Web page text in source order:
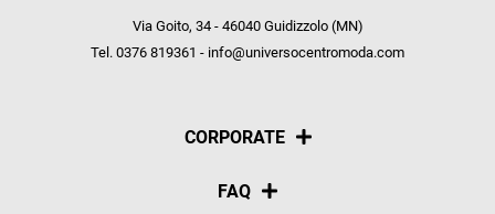
Via Goito, 34 - 46040 Guidizzolo (MN)
Tel. 0376 819361 - info@universocentromoda.com
CORPORATE
Chi siamo
FAQ